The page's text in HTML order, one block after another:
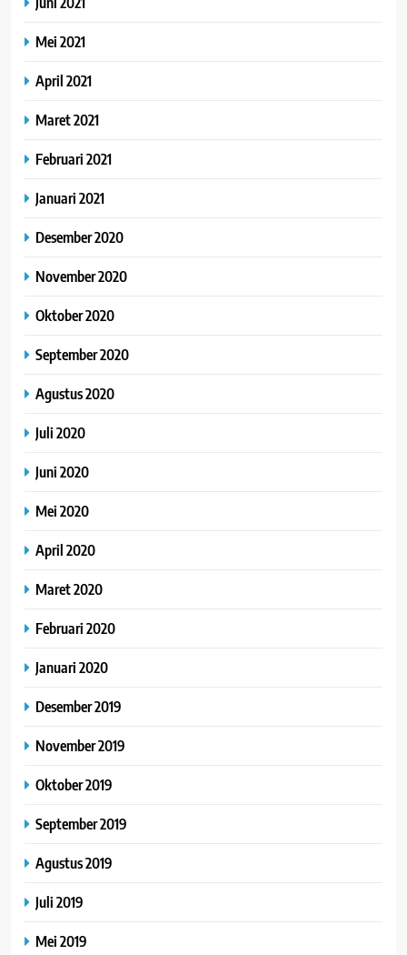
Mei 2021
April 2021
Maret 2021
Februari 2021
Januari 2021
Desember 2020
November 2020
Oktober 2020
September 2020
Agustus 2020
Juli 2020
Juni 2020
Mei 2020
April 2020
Maret 2020
Februari 2020
Januari 2020
Desember 2019
November 2019
Oktober 2019
September 2019
Agustus 2019
Juli 2019
Mei 2019